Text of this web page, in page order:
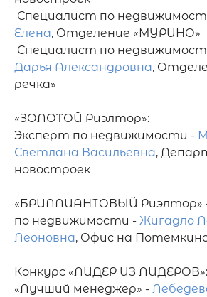
Специалист по
Елена, Отделение «МУРИНО»
Специалист по
Дарья Александровна,
речка»
«ЗОЛОТОЙ Риэлтор»:
Эксперт по недвижимости -
Светлана Васильевна,
новостроек
«БРИЛЛИАНТОВЫЙ Риэлтор»
по недвижимости - Жигадло
Леоновна, Офис на
Конкурс «ЛИДЕР ИЗ ЛИДЕРОВ»:
«Лучший менеджер» -